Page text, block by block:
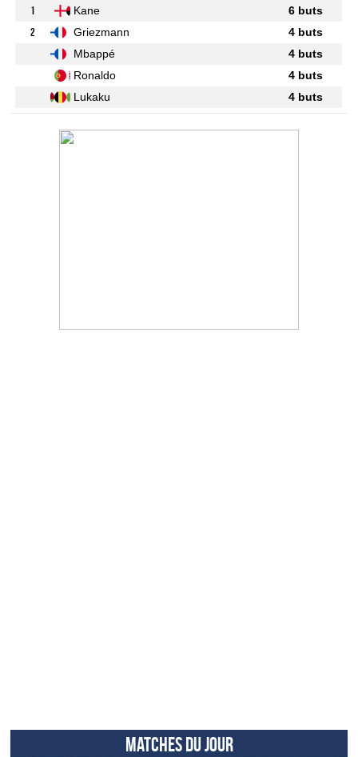
1 Kane
6 buts
2
Griezmann
4 buts
Mbappé
4 buts
Ronaldo
4 buts
Lukaku
4 buts
MATCHES DU JOUR